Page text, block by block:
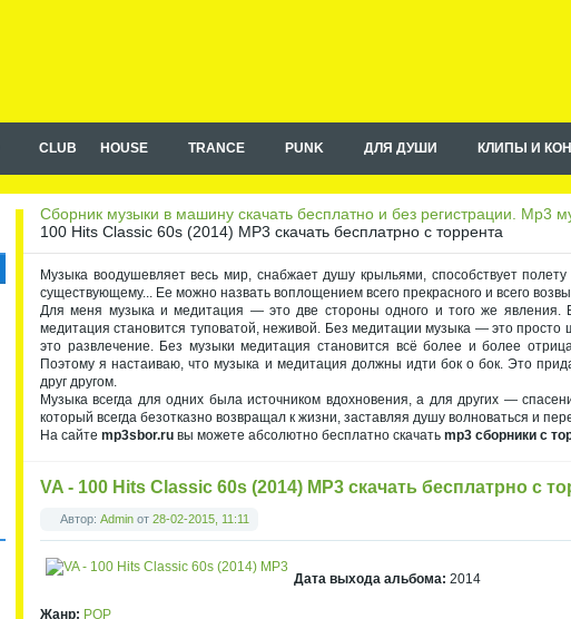
CLUB HOUSE TRANCE PUNK ДЛЯ ДУШИ КЛИПЫ И
Сборник музыки в машину скачать бесплатно и без регистрации. Mp3
100 Hits Classic 60s (2014) MP3 скачать бесплатрно с торрента
Музыка воодушевляет весь мир, снабжает душу крыльями, способствует
существующему... Ее можно назвать воплощением всего прекрасного и всего
Для меня музыка и медитация — это две стороны одного и того же явления.
медитация становится туповатой, неживой. Без медитации музыка — это
это развлечение. Без музыки медитация становится всё более и более
Поэтому я настаиваю, что музыка и медитация должны идти бок о бок. Это
друг другом.
Музыка всегда для одних была источником вдохновения, а для других —
который всегда безотказно возвращал к жизни, заставляя душу волноваться и
На сайте mp3sbor.ru вы можете абсолютно бесплатно скачать mp3 сборники с
на правах рекламы
VA - 100 Hits Classic 60s (2014) MP3 скачать бесплатрно с
Автор: Admin от 28-02-2015, 11:11
Дата выхода альбома: 2014
Жанр: POP